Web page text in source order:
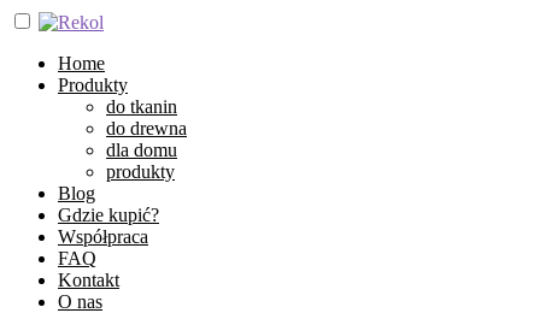
Home
Produkty
do tkanin
do drewna
dla domu
produkty
Blog
Gdzie kupić?
Współpraca
FAQ
Kontakt
O nas